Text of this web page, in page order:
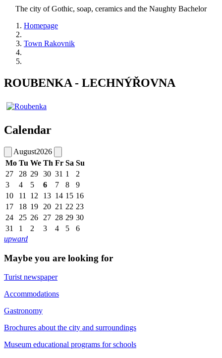
The city of Gothic, soap, ceramics and the Naughty Bachelor
Homepage
Town Rakovnik
ROUBENKA - LECHNÝŘOVNA
Calendar
August2026
Mo Tu We Th Fr Sa Su
27
28 29 30 31 1
2
3
4 5 6 7 8
9
10
11 12 13 14 15 16
17
18 19 20 21 22 23
24
25 26 27 28 29 30
31
1 2 3 4 5
6
upward
Maybe you are looking for
Turist newspaper
Accommodations
Gastronomy
Brochures about the city and surroundings
Museum educational programs for schools